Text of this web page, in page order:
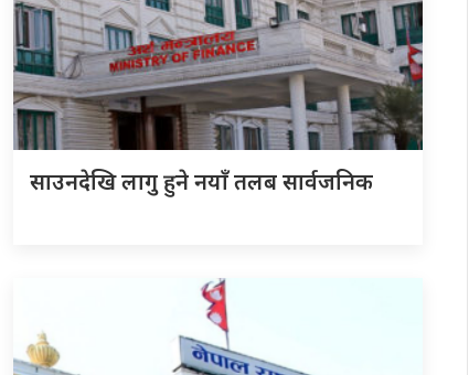
साउनदेखि लागु हुने नयाँ तलब सार्वजनिक